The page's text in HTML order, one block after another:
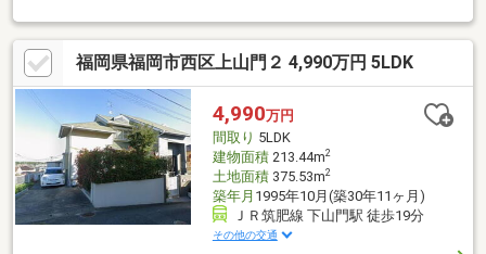
で【１４分】●スーパー【A-プライス 西福岡店】徒歩で【４分】
●※【福重小学校】 ※【内浜中学校】●借入金額【４０４９万円】
金利【０．９７５％】返済期間【３５年】※月々返済【１１３，
８２６円】返済期間【５０年】※月々返済【８５，２９０円】●住
宅ローン●資金計画●税金関係●購入の流れを全て分かりやすくご
説明いたします。
福岡県福岡市西区上山門２ 4,990万円 5LDK
4,990万円
間取り 5LDK
建物面積213.44m2
土地面積375.53m2
築年月 1995年10月(築30年11ヶ月)
ＪＲ筑肥線 下山門駅 徒歩19分
その他の交通